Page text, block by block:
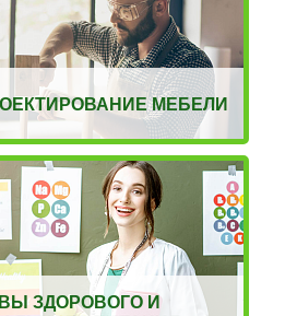
МЕБЕЛИ
ЗДОРОВОГО И